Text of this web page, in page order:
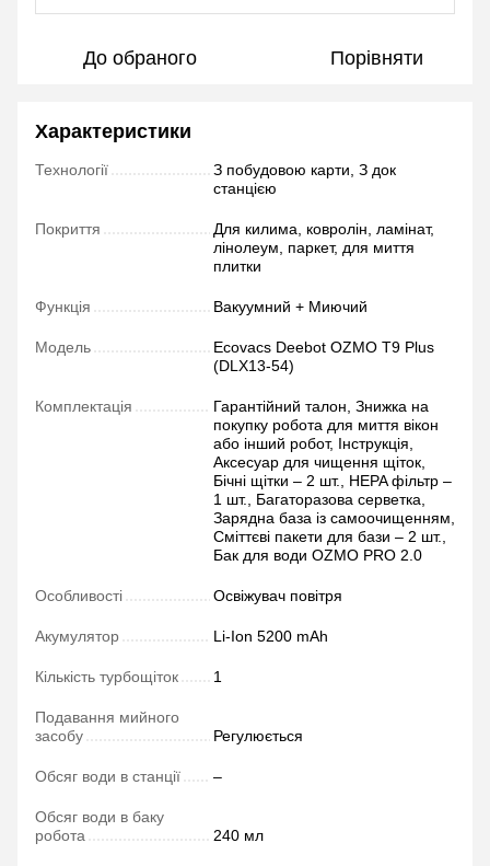
До обраного Порівняти
Характеристики
Технології
З побудовою карти, З док
станцією
Покриття
Для килима, ковролін, ламінат,
лінолеум, паркет, для миття
плитки
Функція Вакуумний + Миючий
Модель
Ecovacs Deebot OZMO T9‌ ‌Plus
‌(DLX13-54)‌
Комплектація
Гарантійний талон, Знижка на
покупку робота для миття вікон
або інший робот, Інструкція,
Аксесуар для чищення щіток,
Бічні щітки – 2 шт., HEPA фільтр –
1 шт., Багаторазова серветка,
Зарядна база із самоочищенням,
Сміттєві пакети для бази – 2 шт.,
Бак для води OZMO PRO 2.0
Особливості Освіжувач повітря
Акумулятор Li-Ion 5200 mAh
Кількість турбощіток 1
Подавання мийного
засобу
Регулюється
Обсяг води в станції –
Обсяг води в баку
робота
240 мл